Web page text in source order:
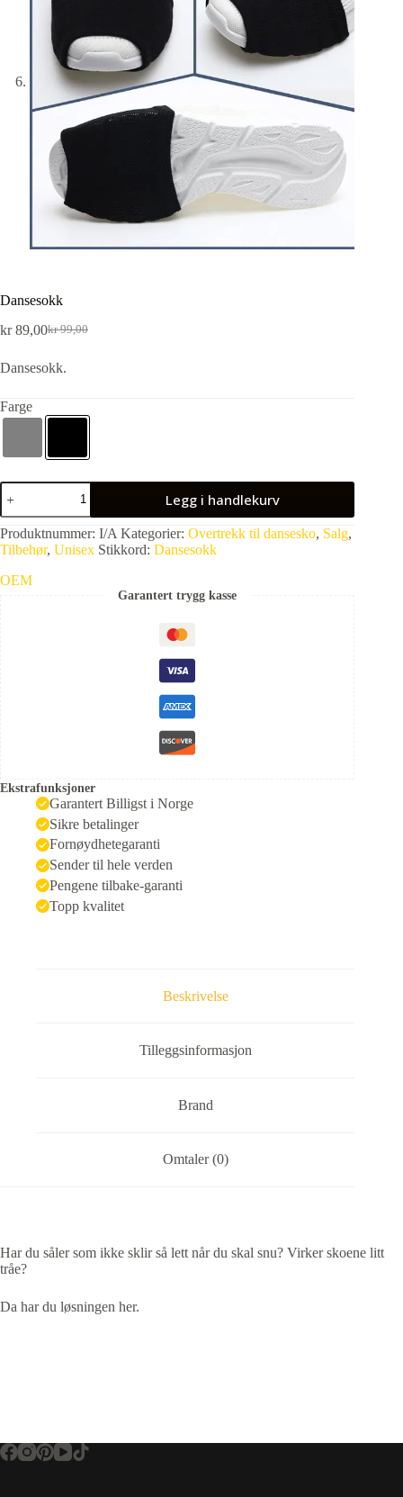
Dansesokk
kr99,00
kr89,00
Dansesokk.
Farge
Legg i handlekurv
Produktnummer: I/A Kategorier: Overtrekk til dansesko, Salg,
Tilbehør, Unisex Stikkord: Dansesokk
OEM
Garantert trygg kasse
Ekstrafunksjoner
Garantert Billigst i Norge
Sikre betalinger
Fornøydhetegaranti
Sender til hele verden
Pengene tilbake-garanti
Topp kvalitet
Beskrivelse
Tilleggsinformasjon
Brand
Omtaler (0)
Har du såler som ikke sklir så lett når du skal snu? Virker skoene litt
tråe?
Da har du løsningen her.